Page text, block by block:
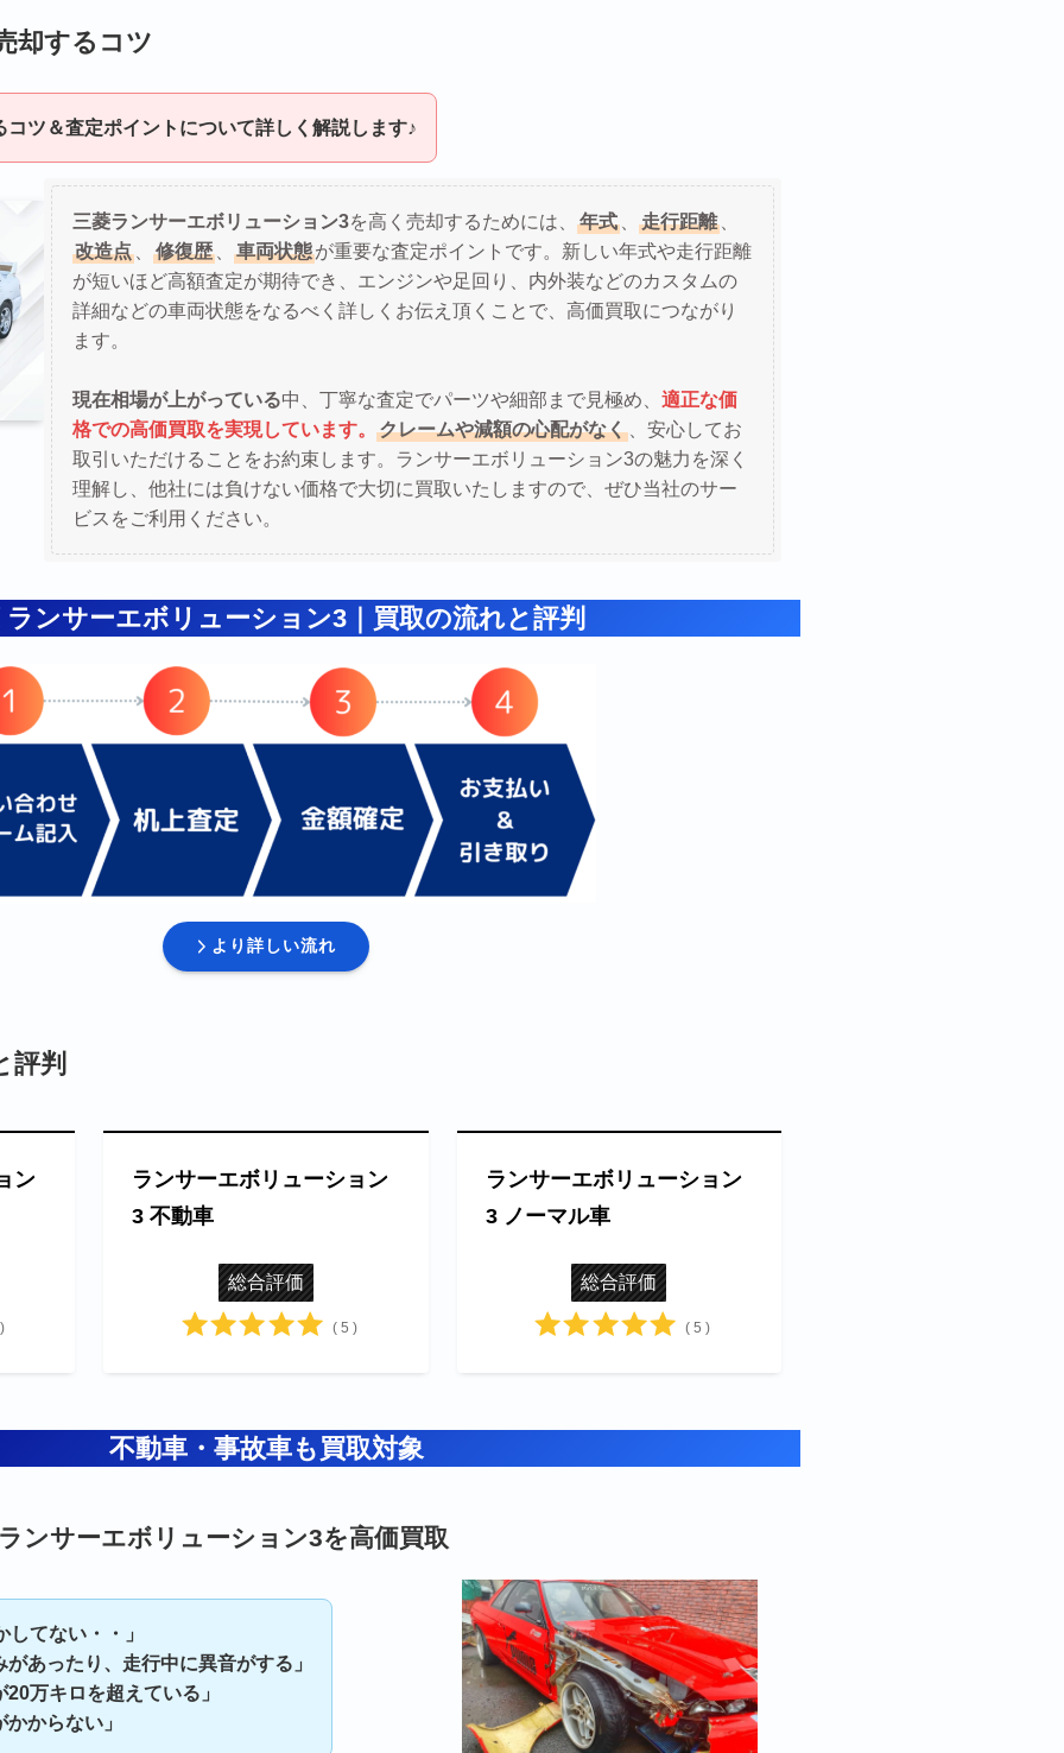
却するコツ
コツ＆査定ポイント について詳しく解説します♪
三菱ランサーエボリューション3を高く売却するためには、 年式、 走行距離、
改造点、 修復歴、 車両状態が重要な査定ポイントです。新しい年式や走行距離
が短いほど高額査定が期待でき、エンジンや足回り、内外装などのカスタムの
詳細などの車両状態をなるべく詳しくお伝え頂くことで、高価買取につながり
ます。
現在相場が上がっている中、丁寧な査定でパーツや細部まで見極め、 適正な価
格での高価買取を実現しています。
クレームや減額の心配がなく、安心してお
取引いただけることをお約束します。ランサーエボリューション3の魅力を深く
理解し、他社には負けない価格で大切に買取いたしますので、ぜひ当社のサー
ビスをご利用ください。
ランサーエボリューション3｜買取の流れと評判
より詳しい流れ
評判
ン
ランサーエボリューション
3 不動車
総合評価
( 5 )
ランサーエボリューション
3 ノーマル車
総合評価
( 5 )
不動車・事故車も買取対象
ンサーエボリューション3を高価買取
してない・・」
あったり、走行中に異音がする」
万キロを超えている」
からない」